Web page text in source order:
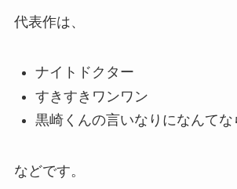
代表作は、
ナイトドクター
すきすきワンワン
黒崎くんの言いなりになんてな
などです。